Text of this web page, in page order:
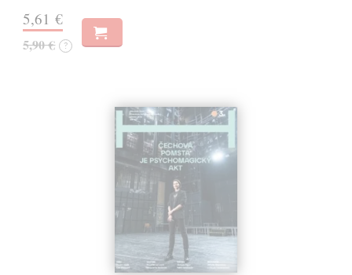
5,61 €
5,90 € ?